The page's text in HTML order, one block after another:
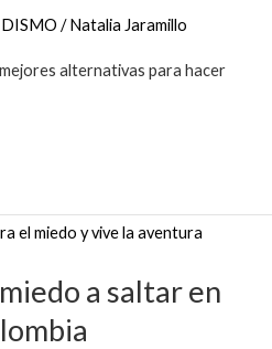
/Natalia Jaramillo
alternativas para hacer
a saltar en